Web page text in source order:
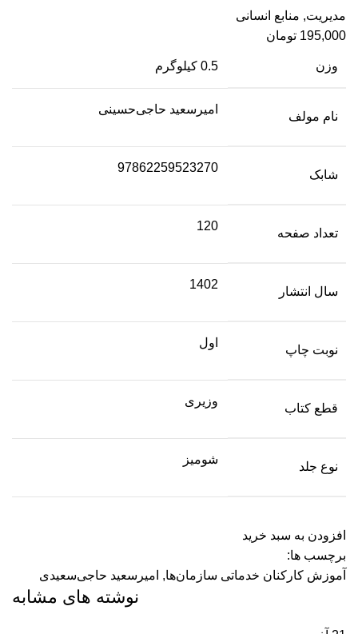
مدیریت, منابع انسانی
195,000 تومان
وزن 0.5 کیلوگرم
نام مولف
امیرسعید حاجی‌حسینی
شابک
97862259523270
تعداد صفحه
120
سال انتشار
1402
نوبت چاپ
اول
قطع کتاب
وزیری
نوع جلد
شومیز
افزودن به سبد خرید
برچسب ها:
آموزش کارکنان خدماتی سازمان‌ها, امیرسعید حاجی‌سعیدی
نوشته های مشابه